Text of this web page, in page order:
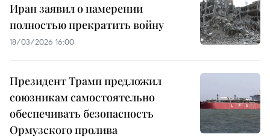
Иран заявил о намерении
полностью прекратить войну
18/03/2026 16:00
Президент Трамп предложил
союзникам самостоятельно
обеспечивать безопасность
Ормузского пролива